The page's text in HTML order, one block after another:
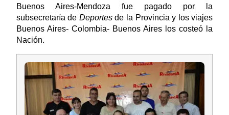
Buenos Aires-Mendoza fue pagado por la
subsecretaría de Deportesde la Provincia y los viajes
Buenos Aires- Colombia- Buenos Aires los costeó la
Nación.